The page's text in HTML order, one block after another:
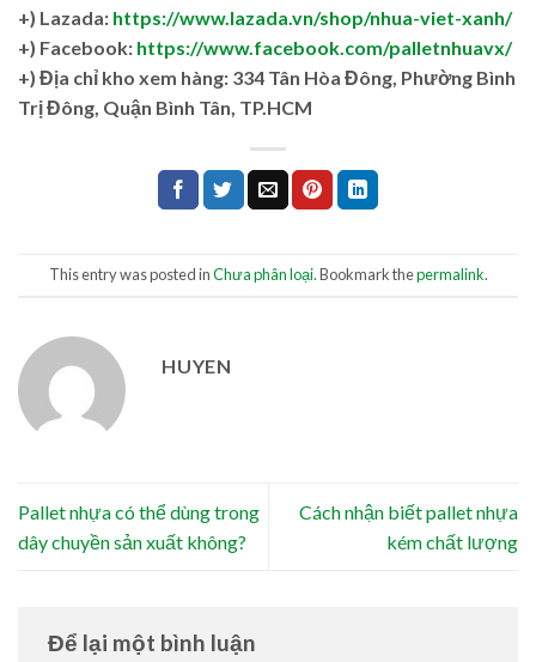
+) Lazada: https://www.lazada.vn/shop/nhua-viet-xanh/
+) Facebook: https://www.facebook.com/palletnhuavx/
+) Địa chỉ kho xem hàng: 334 Tân Hòa Đông, Phường Bình
Trị Đông, Quận Bình Tân, TP.HCM
This entry was posted inChưa phân loại. Bookmark thepermalink.
HUYEN
Pallet nhựa có thể dùng trong
dây chuyền sản xuất không?
Cách nhận biết pallet nhựa
kém chất lượng
Để lại một bình luận